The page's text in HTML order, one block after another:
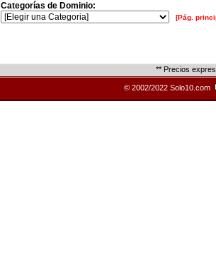
Categorías de Dominio:
[Pág.
** Precios
© 2002/2022 Solo10.com